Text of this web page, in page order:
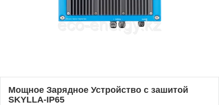
Мощное Зарядное Устройство с зашитой
SKYLLA-IP65